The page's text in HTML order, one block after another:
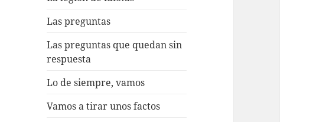
Las preguntas
Las preguntas que quedan sin
respuesta
Lo de siempre, vamos
Vamos a tirar unos factos